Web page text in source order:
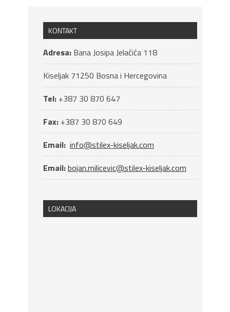
KONTAKT
Adresa: Bana Josipa Jelačića 118
Kiseljak 71250 Bosna i Hercegovina
Tel: +387 30 870 647
Fax: +387 30 870 649
Email: info@stilex-kiseljak.com
Email:bojan.milicevic@stilex-kiseljak.com
LOKACIJA